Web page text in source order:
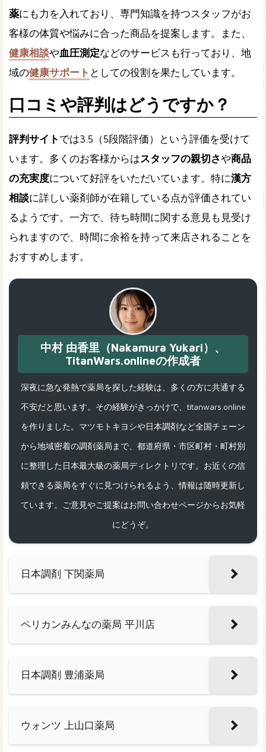
薬にも力を入れており、専門知識を持つスタッフがお
客様の体質や悩みに合った商品を提案します。また、
健康相談や血圧測定などのサービスも行っており、地
域の健康サポート としての役割を果たしています。
口コミや評判はどうですか？
評判サイト では3.5（5段階評価）という評価を受けて
います。多くのお客様からはスタッフの親切さや商品
の充実度について好評をいただいています。特に漢方
相談に詳しい薬剤師が在籍している点が評価されてい
るようです。一方で、待ち時間に関する意見も見受け
られますので、時間に余裕を持って来店されることを
おすすめします。
中村 由香里（Nakamura Yukari）、
TitanWars.onlineの作成者
深夜に急な発熱で薬局を探した経験は、多くの方に共通する
不安だと思います。その経験がきっかけで、titanwars.online
を作りました。マツモトキヨシや日本調剤など全国チェーン
から地域密着の調剤薬局まで、都道府県・市区町村・町村別
に整理した日本最大級の薬局ディレクトリです。お近くの信
頼できる薬局をすぐに見つけられるよう、情報は随時更新し
ています。ご意見やご提案はお問い合わせページからお気軽
にどうぞ。
日本調剤 下関薬局
ペリカンみんなの薬局 平川店
日本調剤 豊浦薬局
ウォンツ 上山口薬局